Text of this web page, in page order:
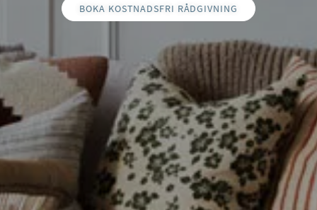
BOKA KOSTNADSFRI RÅDGIVNING